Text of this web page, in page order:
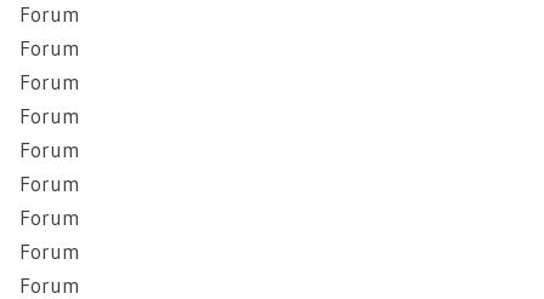
Forum
Forum
Forum
Forum
Forum
Forum
Forum
Forum
Forum